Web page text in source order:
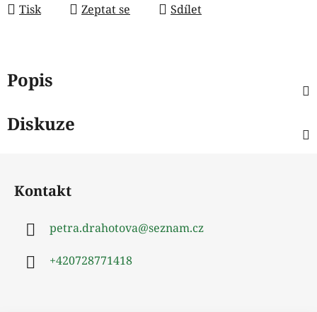
Tisk Zeptat se Sdílet
Popis
Diskuze
Kontakt
petra.drahotova@seznam.cz
+420728771418